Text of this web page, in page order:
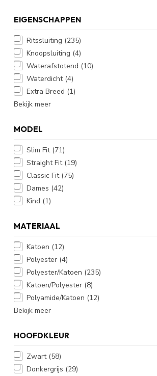
EIGENSCHAPPEN
Ritssluiting (235)
Knoopsluiting (4)
Waterafstotend (10)
Waterdicht (4)
Extra Breed (1)
Bekijk meer
MODEL
Slim Fit (71)
Straight Fit (19)
Classic Fit (75)
Dames (42)
Kind (1)
MATERIAAL
Katoen (12)
Polyester (4)
Polyester/Katoen (235)
Katoen/Polyester (8)
Polyamide/Katoen (12)
Bekijk meer
HOOFDKLEUR
Zwart (58)
Donkergrijs (29)